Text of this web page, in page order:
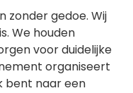
zonder gedoe. Wij
We houden
voor duidelijke
organiseert
bent naar een